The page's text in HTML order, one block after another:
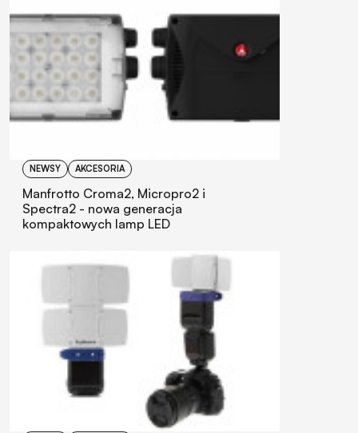
NEWSY AKCESORIA
Manfrotto Croma2, Micropro2 i
Spectra2 - nowa generacja
kompaktowych lamp LED